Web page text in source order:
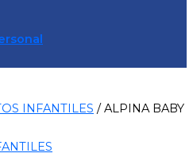
INFANTILES / ALPINA BABY